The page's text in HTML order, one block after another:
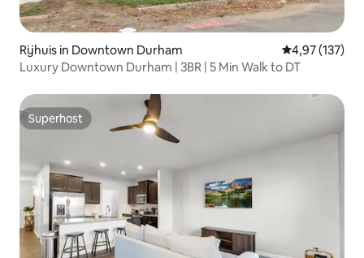
Rijhuis in Downtown Durham Gemiddelde
4,97 (137)
Luxury Downtown Durham | 3BR | 5 Min Walk to DT
Superhost
Superhost